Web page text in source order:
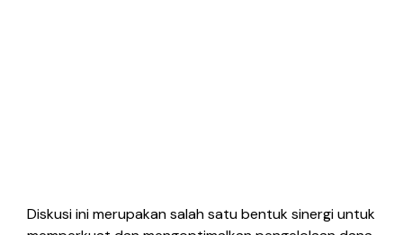
Diskusi ini merupakan salah satu bentuk sinergi untuk